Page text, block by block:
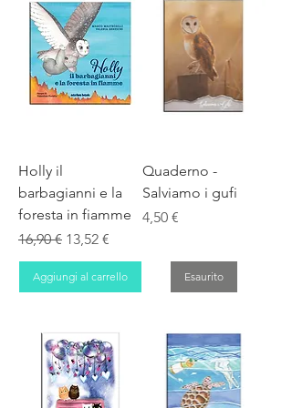
Holly il
barbagianni e la
foresta in fiamme
Prezzo regolare
16,90 € Prezzo scontato
13,52 €
Aggiungi al carrello
Quaderno -
Salviamo i gufi
Prezzo
4,50 €
Esaurito